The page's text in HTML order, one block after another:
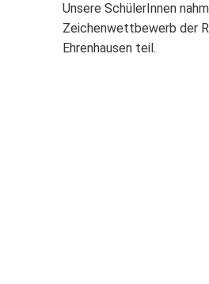
Unsere SchülerInnen
Zeichenwettbewerb der
Ehrenhausen teil.